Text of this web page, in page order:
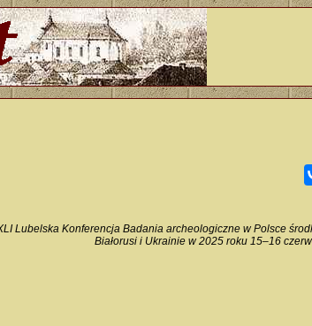
Lubelska Konferencja Badania archeologiczne w Polsce
Białorusi i Ukrainie w 2025 roku 15–16